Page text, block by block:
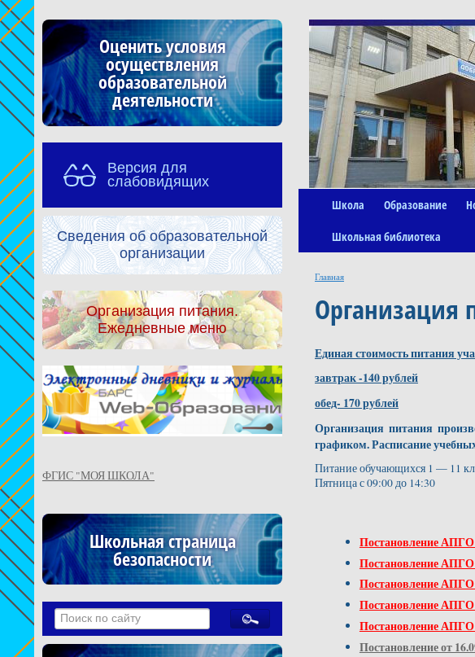
Оценить условия
осуществления
образовательной
деятельности
Версия для
слабовидящих
Сведения об образовательной
организации
Организация питания.
Ежедневные меню
ФГИС "МОЯ ШКОЛА"
Школьная страница
безопасности
Школа Образование
Школьная библиотека
Главная
Организация
Единая стоимость питания
завтрак -140 рублей
обед- 170 рублей
Организация питания
графиком. Расписание
Питание обучающихся 1 — 11
Пятница с 09:00 до 14:30
Постановление АПГО
Постановление АПГО
Постановление АПГО
Постановление АПГО
Постановление АПГО
Постановление от